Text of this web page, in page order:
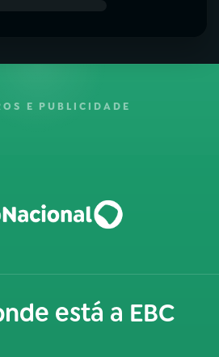
E PUBLICIDADE
está a EBC